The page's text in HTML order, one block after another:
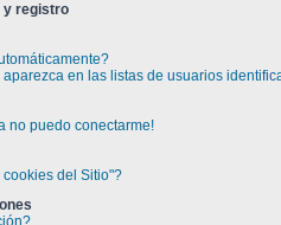
y registro
en las listas de usuarios
no puedo conectarme!
del Sitio"?